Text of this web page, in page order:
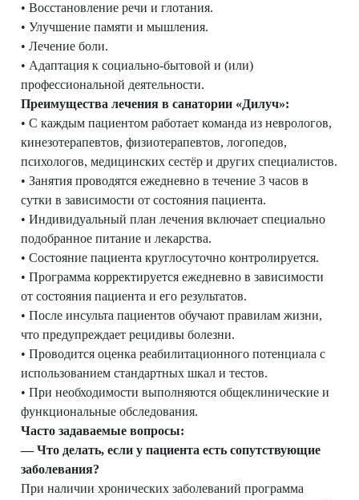
• Восстановление речи и глотания.
• Улучшение памяти и мышления.
• Лечение боли.
• Адаптация к социально-бытовой и (или)
профессиональной деятельности.
Преимущества лечения в санатории «Дилуч»:
• С каждым пациентом работает команда из неврологов,
кинезотерапевтов, физиотерапевтов, логопедов,
психологов, медицинских сестёр и других специалистов.
• Занятия проводятся ежедневно в течение 3 часов в
сутки в зависимости от состояния пациента.
• Индивидуальный план лечения включает специально
подобранное питание и лекарства.
• Состояние пациента круглосуточно контролируется.
• Программа корректируется ежедневно в зависимости
от состояния пациента и его результатов.
• После инсульта пациентов обучают правилам жизни,
что предупреждает рецидивы болезни.
• Проводится оценка реабилитационного потенциала с
использованием стандартных шкал и тестов.
•При необходимости выполняются общеклинические и
функциональные обследования.
Часто задаваемые вопросы:
— Что делать, если у пациента есть сопутствующие
заболевания?
При наличии хронических заболеваний программа